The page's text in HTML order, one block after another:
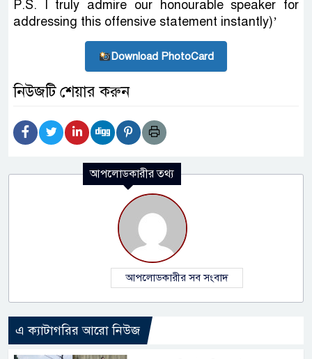
P.S. I truly admire our honourable speaker for
addressing this offensive statement instantly)’
Download PhotoCard
নিউজটি শেয়ার করুন
আপলোডকারীর তথ্য
আপলোডকারীর সব সংবাদ
এ ক্যাটাগরির আরো নিউজ